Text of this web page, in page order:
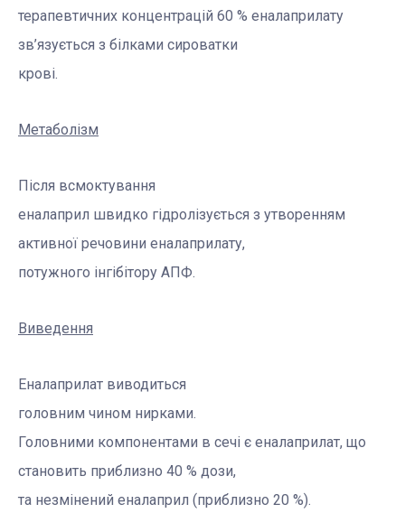
терапевтичних концентрацій 60 % еналаприлату
зв’язується з білками сироватки
крові.
Метаболізм
Після всмоктування
еналаприл швидко гідролізується з утворенням
активної речовини еналаприлату,
потужного інгібітору АПФ.
Виведення
Еналаприлат виводиться
головним чином нирками.
Головними компонентами в сечі є еналаприлат, що
становить приблизно 40 % дози,
та незмінений еналаприл (приблизно 20 %).